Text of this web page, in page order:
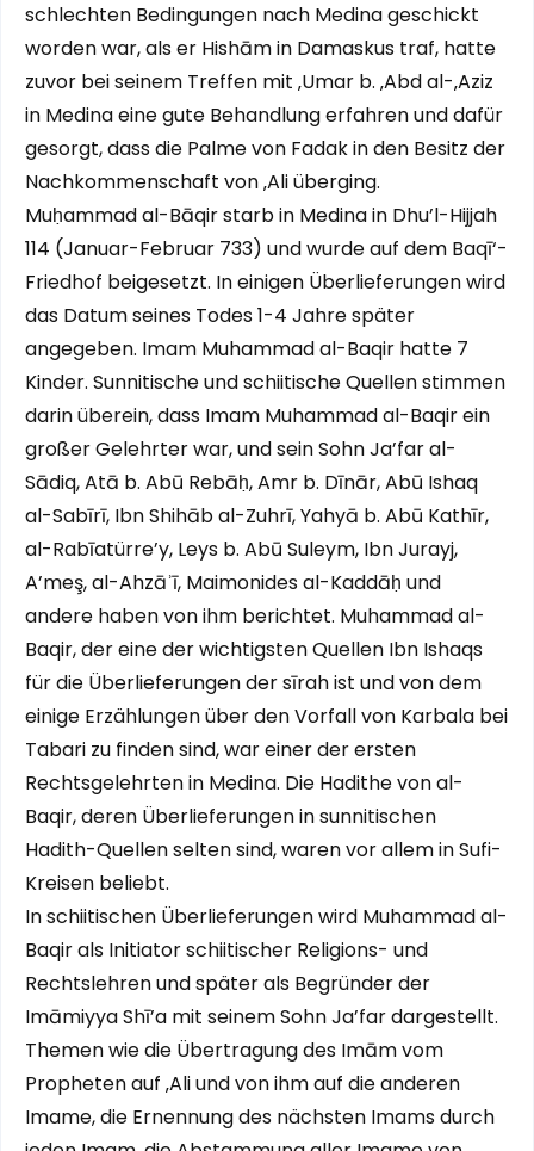
schlechten Bedingungen nach Medina geschickt
worden war, als er Hishām in Damaskus traf, hatte
zuvor bei seinem Treffen mit ‚Umar b. ‚Abd al-‚Aziz
in Medina eine gute Behandlung erfahren und dafür
gesorgt, dass die Palme von Fadak in den Besitz der
Nachkommenschaft von ‚Ali überging.
Muḥammad al-Bāqir starb in Medina in Dhu’l-Hijjah
114 (Januar-Februar 733) und wurde auf dem Baqī‘-
Friedhof beigesetzt. In einigen Überlieferungen wird
das Datum seines Todes 1-4 Jahre später
angegeben. Imam Muhammad al-Baqir hatte 7
Kinder. Sunnitische und schiitische Quellen stimmen
darin überein, dass Imam Muhammad al-Baqir ein
großer Gelehrter war, und sein Sohn Ja’far al-
Sādiq, Atā b. Abū Rebāḥ, Amr b. Dīnār, Abū Ishaq
al-Sabīrī, Ibn Shihāb al-Zuhrī, Yahyā b. Abū Kathīr,
al-Rabīatürre’y, Leys b. Abū Suleym, Ibn Jurayj,
A’meş, al-Ahzāʾī, Maimonides al-Kaddāḥ und
andere haben von ihm berichtet. Muhammad al-
Baqir, der eine der wichtigsten Quellen Ibn Ishaqs
für die Überlieferungen der sīrah ist und von dem
einige Erzählungen über den Vorfall von Karbala bei
Tabari zu finden sind, war einer der ersten
Rechtsgelehrten in Medina. Die Hadithe von al-
Baqir, deren Überlieferungen in sunnitischen
Hadith-Quellen selten sind, waren vor allem in Sufi-
Kreisen beliebt.
In schiitischen Überlieferungen wird Muhammad al-
Baqir als Initiator schiitischer Religions- und
Rechtslehren und später als Begründer der
Imāmiyya Shī’a mit seinem Sohn Ja’far dargestellt.
Themen wie die Übertragung des Imām vom
Propheten auf ‚Ali und von ihm auf die anderen
Imame, die Ernennung des nächsten Imams durch